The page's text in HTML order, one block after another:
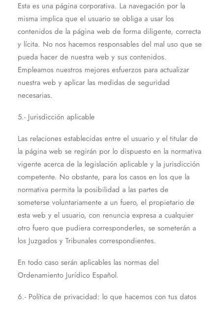
Esta es una página corporativa. La navegación por la
misma implica que el usuario se obliga a usar los
contenidos de la página web de forma diligente, correcta
y lícita. No nos hacemos responsables del mal uso que se
pueda hacer de nuestra web y sus contenidos.
Empleamos nuestros mejores esfuerzos para actualizar
nuestra web y aplicar las medidas de seguridad
necesarias.
5.- Jurisdicción aplicable
Las relaciones establecidas entre el usuario y el titular de
la página web se regirán por lo dispuesto en la normativa
vigente acerca de la legislación aplicable y la jurisdicción
competente. No obstante, para los casos en los que la
normativa permita la posibilidad a las partes de
someterse voluntariamente a un fuero, el propietario de
esta web y el usuario, con renuncia expresa a cualquier
otro fuero que pudiera corresponderles, se someterán a
los Juzgados y Tribunales correspondientes.
En todo caso serán aplicables las normas del
Ordenamiento Jurídico Español.
6.- Política de privacidad: lo que hacemos con tus datos